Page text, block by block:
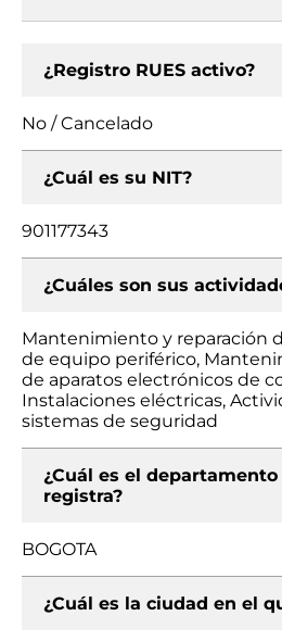
¿Registro RUES activo?
No / Cancelado
¿Cuál es su NIT?
901177343
¿Cuáles son sus
Mantenimiento y reparación
de equipo periférico,
de aparatos electrónicos de
Instalaciones eléctricas,
sistemas de seguridad
¿Cuál es el
registra?
BOGOTA
¿Cuál es la ciudad en el